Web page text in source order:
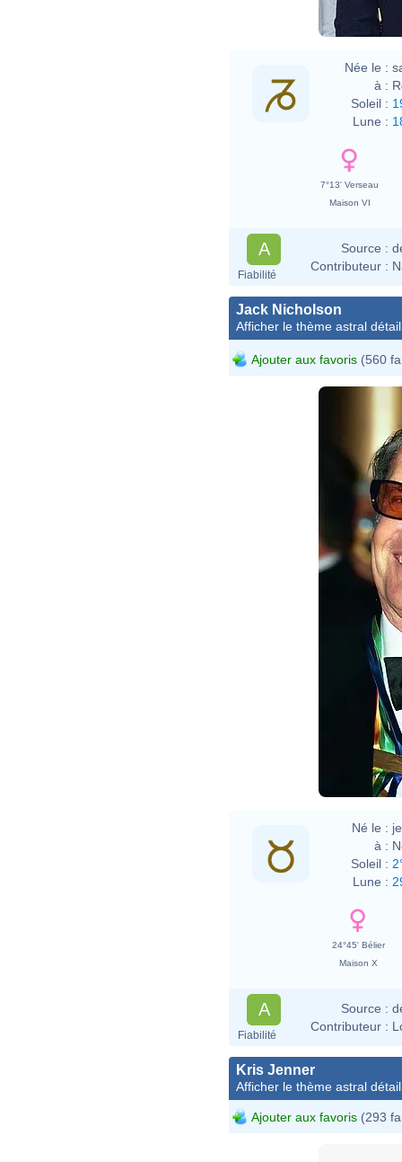
Née le :
à :
Soleil :
Lune :
7°13' Verseau
Maison VI
A
Fiabilité
Source :
Contributeur :
Jack Nicholson
Afficher le thème astral
Ajouter aux favoris (560
Né le :
à :
Soleil :
Lune :
24°45' Bélier
Maison X
A
Fiabilité
Source :
Contributeur :
Kris Jenner
Afficher le thème astral
Ajouter aux favoris (293